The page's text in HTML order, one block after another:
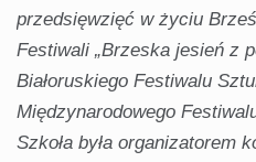
przedsięwzięć w życiu
Festiwali „Brzeska jesień z
Białoruskiego Festiwalu
Międzynarodowego
Szkoła była organizatorem